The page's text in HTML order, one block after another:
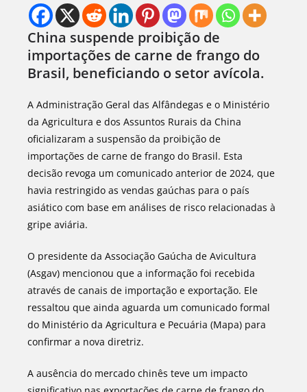
China suspende proibição de
importações de carne de frango do
Brasil, beneficiando o setor avícola.
A Administração Geral das Alfândegas e o Ministério
da Agricultura e dos Assuntos Rurais da China
oficializaram a suspensão da proibição de
importações de carne de frango do Brasil. Esta
decisão revoga um comunicado anterior de 2024, que
havia restringido as vendas gaúchas para o país
asiático com base em análises de risco relacionadas à
gripe aviária.
O presidente da Associação Gaúcha de Avicultura
(Asgav) mencionou que a informação foi recebida
através de canais de importação e exportação. Ele
ressaltou que ainda aguarda um comunicado formal
do Ministério da Agricultura e Pecuária (Mapa) para
confirmar a nova diretriz.
A ausência do mercado chinês teve um impacto